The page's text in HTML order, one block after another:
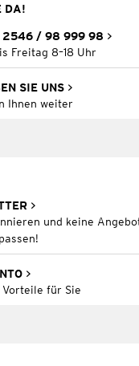
DA!
/ 98 999 98
Freitag 8–18 Uhr
SIE UNS
Ihnen weiter
und keine
Vorteile für Sie